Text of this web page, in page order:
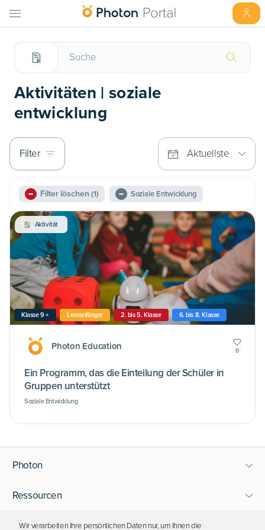
Aktivitäten | soziale
entwicklung
Filter Aktuellste
Filter löschen (1) Soziale Entwicklung
Aktivität
Klasse 9 + Leseanfänger 2. bis 5. Klasse 6. bis 8. Klasse
Photon Education 0
Ein Programm, das die Einteilung der Schüler in
Gruppen unterstützt
Soziale Entwicklung
Photon
Ressourcen
Support
Wir verarbeiten Ihre persönlichen Daten nur, um Ihnen die